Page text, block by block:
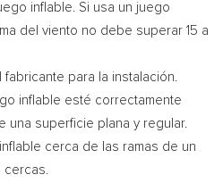
inflable. Si usa un juego
del viento no debe superar 15 a
para la instalación.
inflable esté correctamente
una superficie plana y regular.
cerca de las ramas de un
cercas.